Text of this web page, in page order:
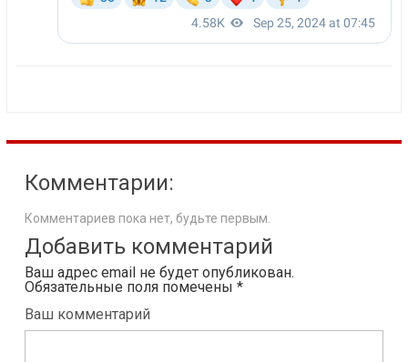
Комментарии:
Комментариев пока нет, будьте первым.
Добавить комментарий
Ваш адрес email не будет опубликован.
Обязательные поля помечены *
Ваш комментарий